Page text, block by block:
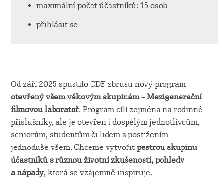
maximální počet účastníků: 15 osob
přihlásit se
Od září 2025 spustilo CDF zbrusu nový program
otevřený všem věkovým skupinám – Mezigenerační
filmovou laboratoř. Program cílí zejména na rodinné
příslušníky, ale je otevřen i dospělým jednotlivcům,
seniorům, studentům či lidem s postižením –
jednoduše všem. Chceme vytvořit pestrou skupinu
účastníků s různou životní zkušeností, pohledy
a nápady, která se vzájemně inspiruje.